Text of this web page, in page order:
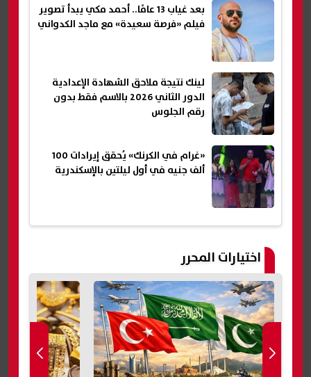
بعد غياب 13 عامًا.. أحمد مكي يبدأ تصوير
فيلم «فرصة سعيدة» مع ماجد الكدواني
لينك نتيجة ملاحق الشهادة الإعدادية
الدور الثاني 2026 بالاسم فقط بدون
رقم الجلوس
«غرام في الكرنك» يُحقق إيرادات 100
ألف جنيه في أول ليلتين بالإسكندرية
اختيارات المحرر